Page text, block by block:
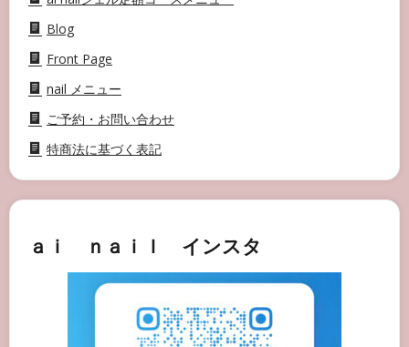
Blog
Front Page
nail メニュー
ご予約・お問い合わせ
特商法に基づく表記
ａｉ ｎａｉｌ インスタ